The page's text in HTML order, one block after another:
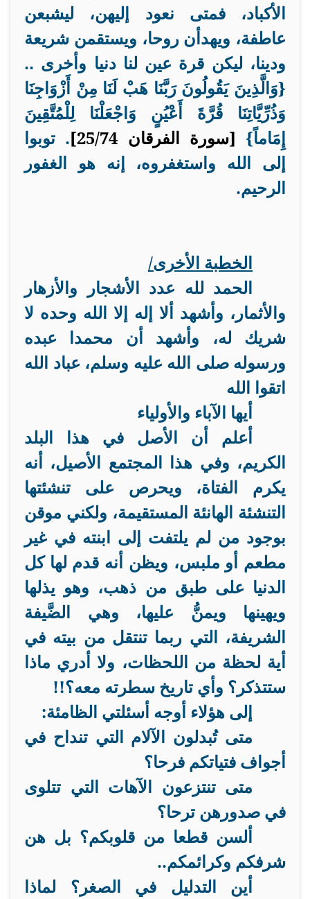
الأكباد، فمتى نعود إليهن، ليشبعن
عاطفة، ويهدأن روحا، ويستقمن شريعة
ودينا، ليكن قرة عين لنا دنيا وأخرى ..
{وَالَّذِينَ يَقُولُونَ رَبَّنَا هَبْ لَنَا مِنْ أَزْوَاجِنَا
وَذُرِّيَّاتِنَا قُرَّةَ أَعْيُنٍ وَاجْعَلْنَا لِلْمُتَّقِينَ
إِمَاماً} [سورة الفرقان 25/74]
. توبوا
إلى الله واستغفروه، إنه هو الغفور
الرحيم.
الخطبة الأخرى/
الحمد لله عدد الأشجار والأزهار
والأثمار، وأشهد ألا إله إلا الله وحده لا
شريك له، وأشهد أن محمدا عبده
ورسوله صلى الله عليه وسلم، عباد الله
اتقوا الله
أيها الآباء والأولياء
أعلم أن الأصل في هذا البلد
الكريم، وفي هذا المجتمع الأصيل، أنه
يكرم الفتاة، ويحرص على تنشئتها
التنشئة الهانئة المستقيمة، ولكني موقن
بوجود من لم يلتفت إلى ابنته في غير
مطعم أو ملبس، ويظن أنه قدم لها كل
الدنيا على طبق من ذهب، وهو يذلها
ويهينها ويمنُّ عليها، وهي الضَّيفة
الشريفة، التي ربما تنتقل من بيته في
أية لحظة من اللحظات، ولا أدري ماذا
ستتذكر؟ وأي تاريخ سطرته معه؟!!
إلى هؤلاء أوجه أسئلتي الظامئة:
متى تُبدلون الآلام التي تنداح في
أجواف فتياتكم فرحا؟
متى تنتزعون الآهات التي تتلوى
في صدورهن ترحا؟
ألسن قطعا من قلوبكم؟ بل هن
شرفكم وكرائمكم..
أين التدليل في الصغر؟ لماذا